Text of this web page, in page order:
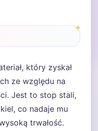
który zyskał
ze względu na
Jest to stop stali,
co nadaje mu
trwałość.